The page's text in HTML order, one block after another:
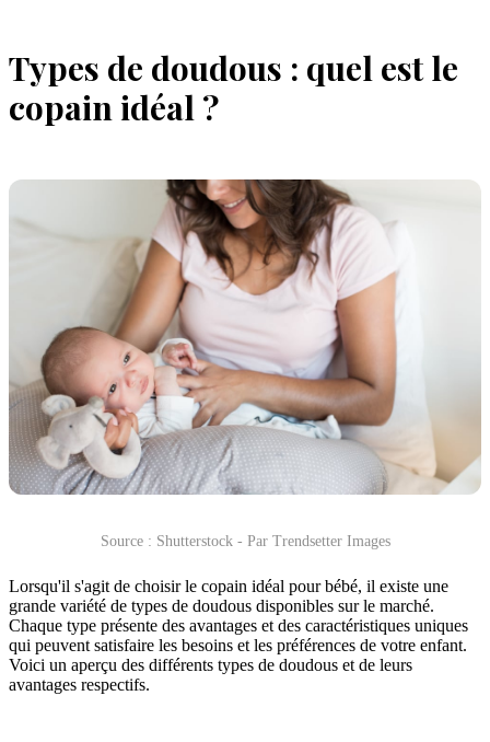
Types de doudous : quel est le
copain idéal ?
Source : Shutterstock - Par Trendsetter Images
Lorsqu'il s'agit de choisir le copain idéal pour bébé, il existe une
grande variété de types de doudous disponibles sur le marché.
Chaque type présente des avantages et des caractéristiques uniques
qui peuvent satisfaire les besoins et les préférences de votre enfant.
Voici un aperçu des différents types de doudous et de leurs
avantages respectifs.